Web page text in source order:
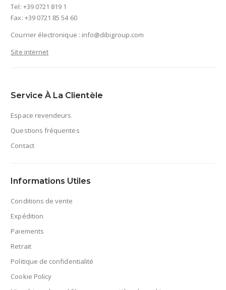
Tel: +39 0721 819 1
Fax: +39 0721 85 54 60
Courrier électronique : info@dibigroup.com
Site internet
Service À La Clientèle
Espace revendeurs
Questions fréquentes
Contact
Informations Utiles
Conditions de vente
Expédition
Paiements
Retrait
Politique de confidentialité
Cookie Policy